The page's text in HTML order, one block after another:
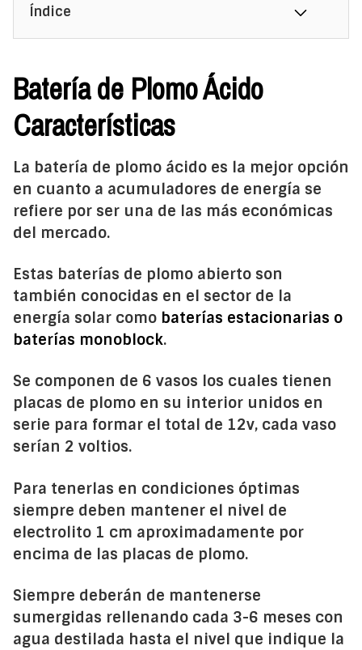
Índice
Batería de Plomo Ácido
Características
La batería de plomo ácido es la mejor opción
en cuanto a acumuladores de energía se
refiere por ser una de las más económicas
del mercado.
Estas baterías de plomo abierto son
también conocidas en el sector de la
energía solar como baterías estacionarias o
baterías monoblock.
Se componen de 6 vasos los cuales tienen
placas de plomo en su interior unidos en
serie para formar el total de 12v, cada vaso
serían 2 voltios.
Para tenerlas en condiciones óptimas
siempre deben mantener el nivel de
electrolito 1 cm aproximadamente por
encima de las placas de plomo.
Siempre deberán de mantenerse
sumergidas rellenando cada 3-6 meses con
agua destilada hasta el nivel que indique la